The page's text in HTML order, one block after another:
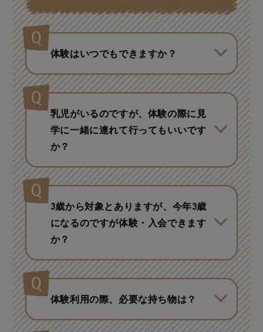
体験はいつでもできますか？
店舗によって異なります。お近くの
店舗にお問い合わせください。
乳児がいるのですが、体験の際に見
学に一緒に連れて行ってもいいです
か？
大丈夫です。ただし、ご体験のお子
様が集中してレッスンに取り組める
ようご家族のお近くに居ていただけ
ますようお願いいたします。
3歳から対象とありますが、今年3歳
になるのですが体験・入会できます
か？
満3歳で体験ができます。 入会は3歳
になる月の月初で可能です。
体験利用の際、必要な持ち物は？
運動ができる服装、室内シューズ、